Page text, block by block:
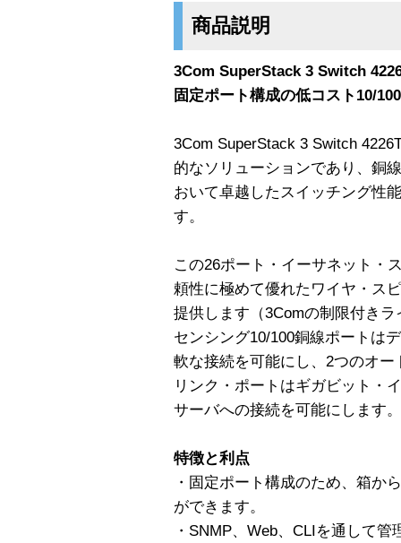
商品説明
3Com SuperStack 3 Switch
固定ポート構成の低コスト10/
3Com SuperStack 3 Switch
的なソリューションであり、銅
おいて卓越したスイッチング性
す。
この26ポート・イーサネット・
頼性に極めて優れたワイヤ・ス
提供します（3Comの制限付き
センシング10/100銅線ポートは
軟な接続を可能にし、2つのオ
リンク・ポートはギガビット・
サーバへの接続を可能にします。
特徴と利点
・固定ポート構成のため、箱か
ができます。
・SNMP、Web、CLIを通して